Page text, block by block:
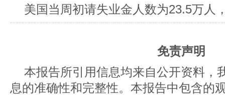
美国当周初请失业金人数为23.5万人
免责声明
本报告所引用信息均来自公开资料，
息的准确性和完整性。本报告中包含的